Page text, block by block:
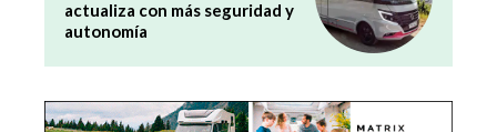
actualiza con más seguridad y
autonomía